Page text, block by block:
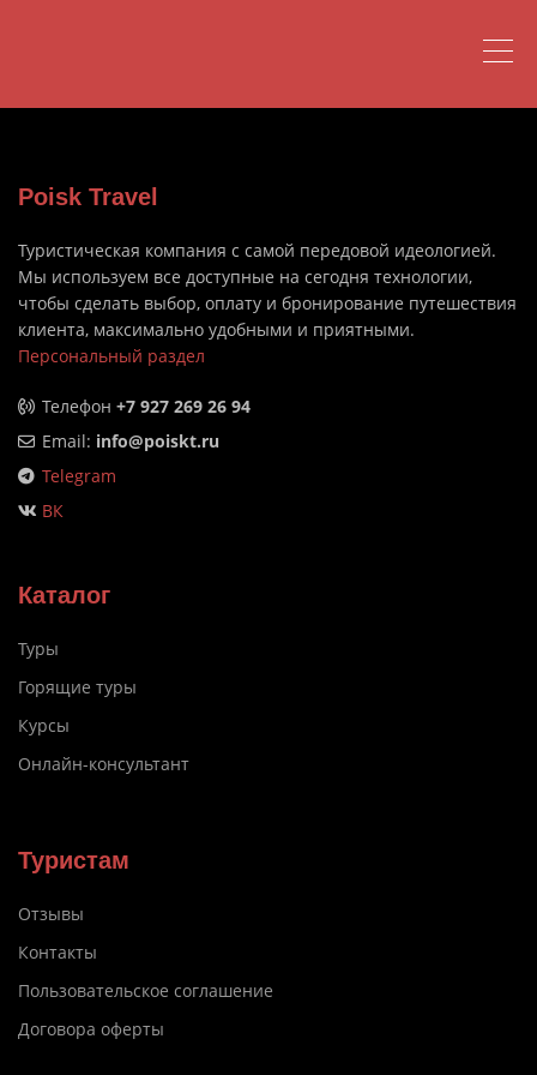
Poisk Travel
Туристическая компания с самой передовой идеологией.
Мы используем все доступные на сегодня технологии,
чтобы сделать выбор, оплату и бронирование путешествия
клиента, максимально удобными и приятными.
Персональный раздел
Телефон +7 927 269 26 94
Email: info@poiskt.ru
Telegram
ВК
Каталог
Туры
Горящие туры
Курсы
Онлайн-консультант
Туристам
Отзывы
Контакты
Пользовательское соглашение
Договора оферты